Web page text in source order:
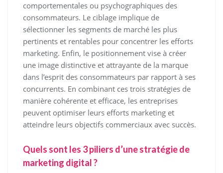
comportementales ou psychographiques des
consommateurs. Le ciblage implique de
sélectionner les segments de marché les plus
pertinents et rentables pour concentrer les efforts
marketing. Enfin, le positionnement vise à créer
une image distinctive et attrayante de la marque
dans l’esprit des consommateurs par rapport à ses
concurrents. En combinant ces trois stratégies de
manière cohérente et efficace, les entreprises
peuvent optimiser leurs efforts marketing et
atteindre leurs objectifs commerciaux avec succès.
Quels sont les 3 piliers d’une stratégie de
marketing digital ?